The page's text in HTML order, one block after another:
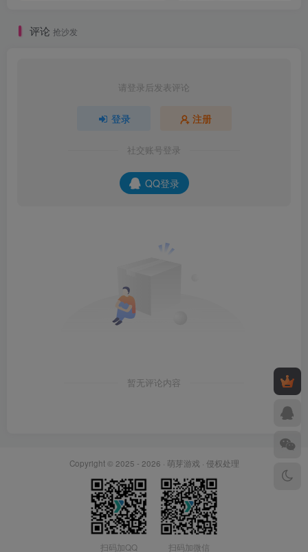
评论 抢沙发
请登录后发表评论
登录 注册
社交账号登录
QQ登录
暂无评论内容
Copyright © 2025 - 2026 · 萌芽游戏 · 侵权处理
扫码加QQ 扫码加微信